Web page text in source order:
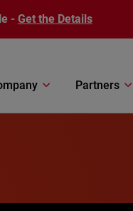
- Get the Details
Partners